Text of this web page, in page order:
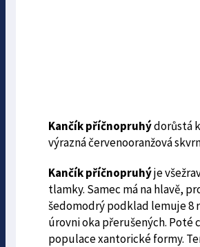
Kančík příčnopruhýdorůstá
výrazná červenooranžová
Kančík příčnopruhýje
tlamky. Samec má na hlavě,
šedomodrý podklad lemuje 8
úrovni oka přerušených.
populace xantorické formy.